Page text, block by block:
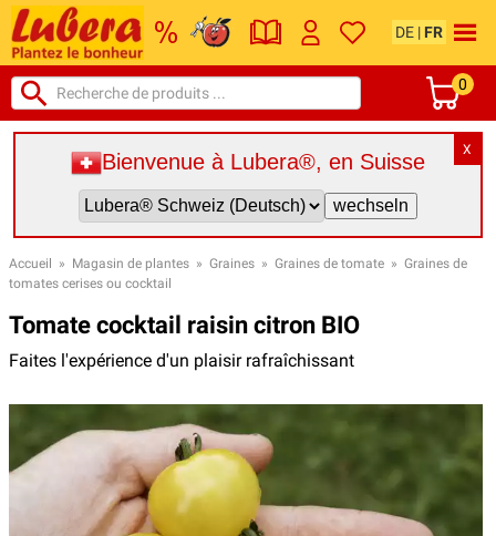
DE | FR
0
X
Bienvenue à Lubera®, en Suisse
Accueil » Magasin de plantes » Graines » Graines de tomate » Graines de
tomates cerises ou cocktail
Tomate cocktail raisin citron BIO
Faites l'expérience d'un plaisir rafraîchissant